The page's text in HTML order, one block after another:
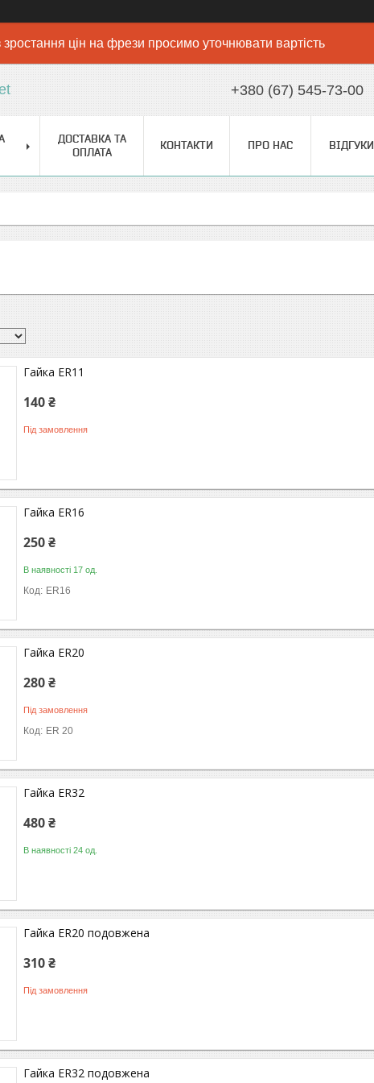
зростання цін на фрези просимо уточнювати вартість
+380 (67) 545-73-00
ДОСТАВКА ТА
ОПЛАТА
КОНТАКТИ ПРО НАС ВІДГУКИ
Гайка ER11
140 ₴
Під замовлення
Гайка ER16
250 ₴
В наявності 17 од.
ER16
Гайка ER20
280 ₴
Під замовлення
ER 20
Гайка ER32
480 ₴
В наявності 24 од.
Гайка ER20 подовжена
310 ₴
Під замовлення
Гайка ER32 подовжена